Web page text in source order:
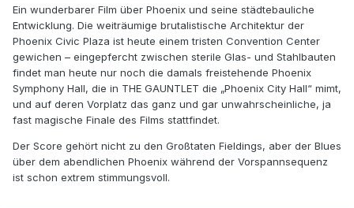
Ein wunderbarer Film über Phoenix und seine städtebauliche
Entwicklung. Die weiträumige brutalistische Architektur der
Phoenix Civic Plaza ist heute einem tristen Convention Center
gewichen – eingepfercht zwischen sterile Glas- und Stahlbauten
findet man heute nur noch die damals freistehende Phoenix
Symphony Hall, die in THE GAUNTLET die „Phoenix City Hall“ mimt,
und auf deren Vorplatz das ganz und gar unwahrscheinliche, ja
fast magische Finale des Films stattfindet.
Der Score gehört nicht zu den Großtaten Fieldings, aber der Blues
über dem abendlichen Phoenix während der Vorspannsequenz
ist schon extrem stimmungsvoll.